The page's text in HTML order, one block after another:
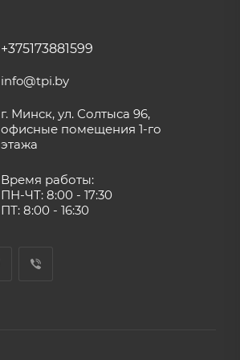
+375173881599
info@tpi.by
г. Минск, ул. Солтыса 96,
офисные помещения 1-го
этажа
Время работы:
ПН-ЧТ: 8:00 - 17:30
ПТ: 8:00 - 16:30